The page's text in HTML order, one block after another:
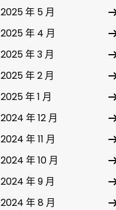
2025 年 5 月
2025 年 4 月
2025 年 3 月
2025 年 2 月
2025 年 1 月
2024 年 12 月
2024 年 11 月
2024 年 10 月
2024 年 9 月
2024 年 8 月